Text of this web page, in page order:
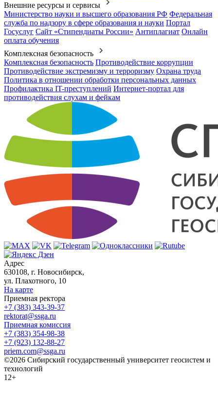
Внешние ресурсы и сервисы
Министерство науки и высшего образования РФ Федеральная
служба по надзору в сфере образования и науки Портал
Госуслуг Сайт «Стипендиаты России» Антиплагиат Онлайн
оплата обучения
Комплексная безопасность
Комплексная безопасность Противодействие коррупции
Противодействие экстремизму и терроризму Охрана труда
Политика в отношении обработки персональных данных
Профилактика IT-преступлений Интернет-портал для
противодействия слухам и фейкам
Адрес
630108, г. Новосибирск,
ул. Плахотного, 10
На карте
Приемная ректора
+7 (383) 343-39-37
rektorat@ssga.ru
Приемная комиссия
+7 (383) 354-98-38
+7 (923) 132-88-27
priem.com@ssga.ru
©2026 Сибирский государственный университет геосистем и
технологий
12+